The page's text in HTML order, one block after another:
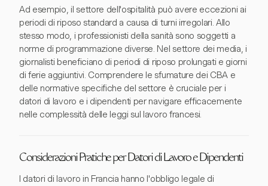
Ad esempio, il settore dell'ospitalità può avere eccezioni ai
periodi di riposo standard a causa di turni irregolari. Allo
stesso modo, i professionisti della sanità sono soggetti a
norme di programmazione diverse. Nel settore dei media, i
giornalisti beneficiano di periodi di riposo prolungati e giorni
di ferie aggiuntivi. Comprendere le sfumature dei CBA e
delle normative specifiche del settore è cruciale per i
datori di lavoro e i dipendenti per navigare efficacemente
nelle complessità delle leggi sul lavoro francesi.
Considerazioni Pratiche per Datori di Lavoro e Dipendenti
I datori di lavoro in Francia hanno l'obbligo legale di